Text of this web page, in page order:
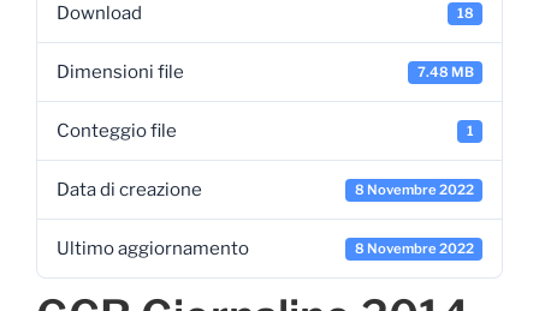
Download 18
Dimensioni file 7.48 MB
Conteggio file 1
Data di creazione 8 Novembre 2022
Ultimo aggiornamento 8 Novembre 2022